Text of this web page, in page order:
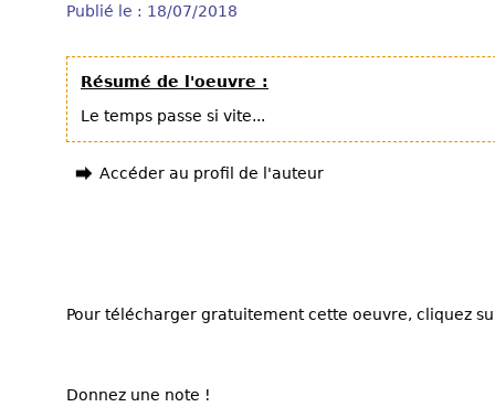
Publié le : 18/07/2018
Résumé de l'oeuvre :
Le temps passe si vite...
Accéder au profil de l'auteur
Pour télécharger gratuitement cette oeuvre, cliquez
Donnez une note !